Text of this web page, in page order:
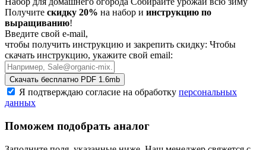
Получите скидку 20% на набор и инструкцию по
выращиванию!
Введите свой e-mail,
чтобы получить инструкцию и закрепить скидку: Чтобы
скачать инструкцию, укажите свой email:
Скачать бесплатно PDF 1.6mb
Я подтверждаю согласие на обработку персональных
данных
Поможем подобрать аналог